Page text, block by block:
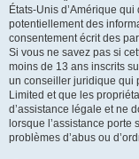
États-Unis d’Amérique
potentiellement des
consentement écrit des
Si vous ne savez pas si
moins de 13 ans inscrits
un conseiller juridique qui
Limited et que les
d’assistance légale et ne
lorsque l’assistance
problèmes d’abus ou